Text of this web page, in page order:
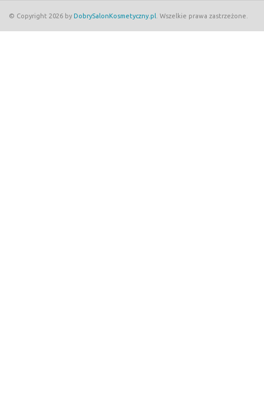
© Copyright 2026 by DobrySalonKosmetyczny.pl . Wszelkie prawa zastrzeżone.